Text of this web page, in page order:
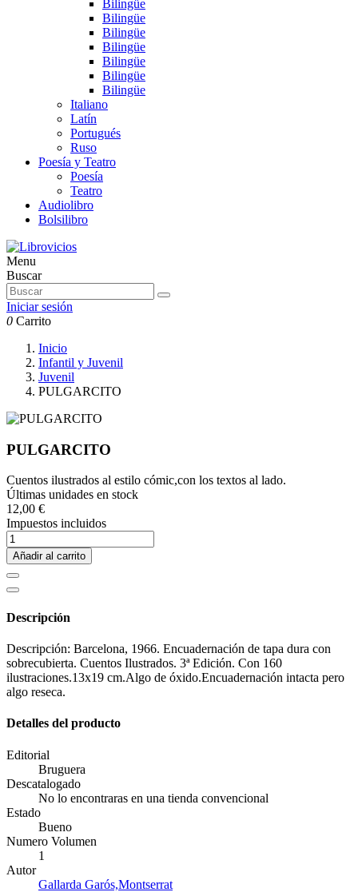
Bilingüe
Bilingüe
Bilingüe
Bilingüe
Bilingüe
Bilingüe
Bilingüe
Italiano
Latín
Portugués
Ruso
Poesía y Teatro
Poesía
Teatro
Audiolibro
Bolsilibro
Menu
Buscar
Iniciar sesión
0 Carrito
Inicio
Infantil y Juvenil
Juvenil
PULGARCITO
PULGARCITO
Cuentos ilustrados al estilo cómic,con los textos al lado.
Últimas unidades en stock
12,00 €
Impuestos incluidos
Añadir al carrito
Descripción
Descripción: Barcelona, 1966. Encuadernación de tapa dura con
sobrecubierta. Cuentos Ilustrados. 3ª Edición. Con 160
ilustraciones.13x19 cm.Algo de óxido.Encuadernación intacta pero
algo reseca.
Detalles del producto
Editorial
Bruguera
Descatalogado
No lo encontraras en una tienda convencional
Estado
Bueno
Numero Volumen
1
Autor
Gallarda Garós,Montserrat